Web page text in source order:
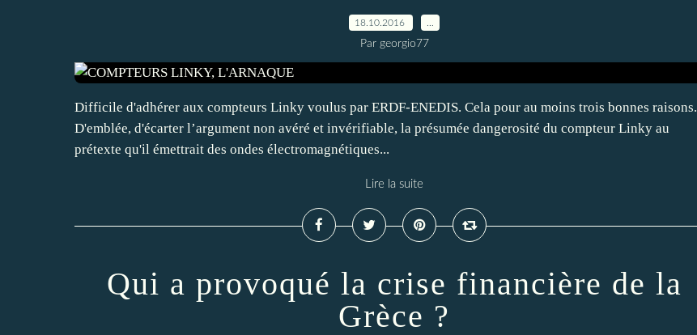
18.10.2016
Par georgio77
Difficile d'adhérer aux compteurs Linky voulus par ERDF-ENEDIS. Cela pour au moins trois bonnes raisons.
D'emblée, d'écarter l’argument non avéré et invérifiable, la présumée dangerosité du compteur Linky au
prétexte qu'il émettrait des ondes électromagnétiques...
Lire la suite
Qui a provoqué la crise financière de la
Grèce ?